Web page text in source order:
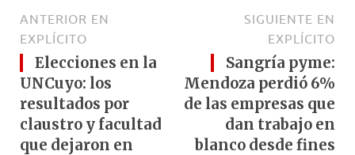
ANTERIOR EN
EXPLÍCITO
Elecciones en la
UNCuyo: los
resultados por
claustro y facultad
que dejaron en
SIGUIENTE EN
EXPLÍCITO
Sangría pyme:
Mendoza perdió 6%
de las empresas que
dan trabajo en
blanco desde fines